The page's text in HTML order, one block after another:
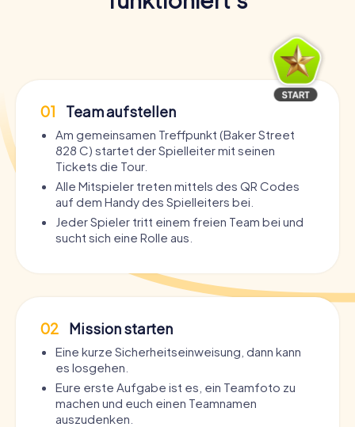
01 Team aufstellen
Am gemeinsamen Treffpunkt (Baker Street
828 C) startet der Spielleiter mit seinen
Tickets die Tour.
Alle Mitspieler treten mittels des QR Codes
auf dem Handy des Spielleiters bei.
Jeder Spieler tritt einem freien Team bei und
sucht sich eine Rolle aus.
02 Mission starten
Eine kurze Sicherheitseinweisung, dann kann
es losgehen.
Eure erste Aufgabe ist es, ein Teamfoto zu
machen und euch einen Teamnamen
auszudenken.